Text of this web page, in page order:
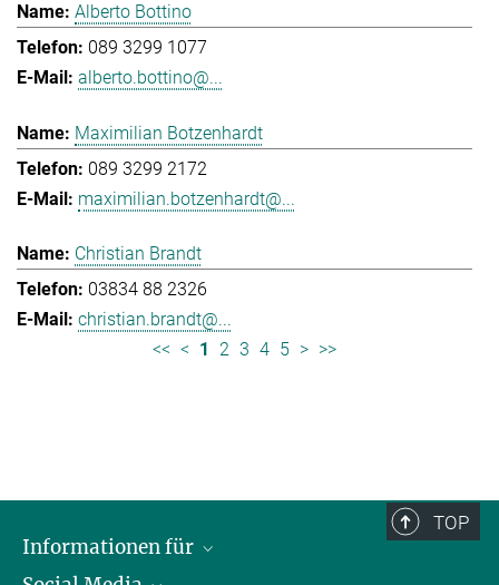
Alberto Bottino
089 3299 1077
alberto.bottino@...
Maximilian Botzenhardt
089 3299 2172
maximilian.botzenhardt@...
Christian Brandt
03834 88 2326
christian.brandt@...
<< < 1 2 3 4 5 > >>
TOP
Informationen für